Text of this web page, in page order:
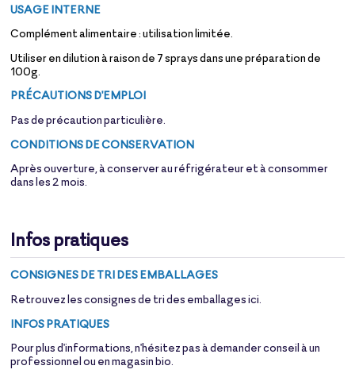
USAGE INTERNE
Complément alimentaire : utilisation limitée.
Utiliser en dilution à raison de 7 sprays dans une préparation de
100g.
PRÉCAUTIONS D'EMPLOI
Pas de précaution particulière.
CONDITIONS DE CONSERVATION
Après ouverture, à conserver au réfrigérateur et à consommer
dans les 2 mois.
Infos pratiques
CONSIGNESDE TRI DES EMBALLAGES
Retrouvez les consignes de tri des emballagesici.
INFOS PRATIQUES
Pour plus d'informations, n'hésitez pas à demander conseil à un
professionnel ou en magasin bio.